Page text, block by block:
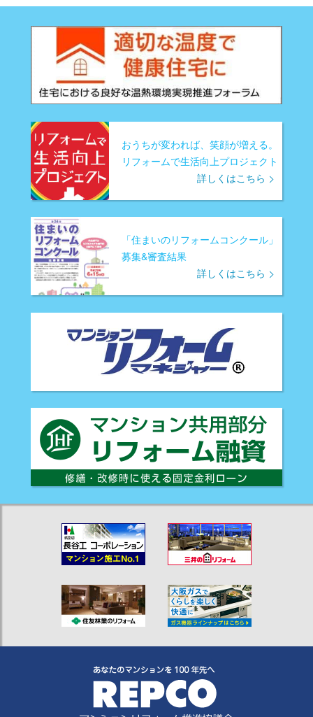
おうちが変われば、笑顔が増える。
リフォームで生活向上プロジェクト
詳しくはこちら
「住まいのリフォームコンクール」
募集&審査結果
詳しくはこちら